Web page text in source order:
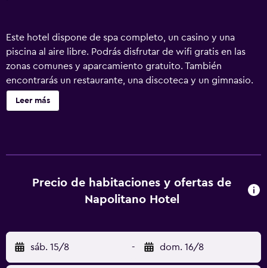
Este hotel dispone de spa completo, un casino y una
piscina al aire libre. Podrás disfrutar de wifi gratis en las
zonas comunes y aparcamiento gratuito. También
encontrarás un restaurante, una discoteca y un gimnasio.
Napolitano Hotel ofrece 65 alojamientos con aire
acondicionado, minibar y caja fuerte. Las camas están
secador de pelo. Los huéspedes pueden navegar por la
web gracias a nuestro acceso a Internet wifi gratis. Los
llamadas locales, de larga distancia e internacionales son
gratuitas (pueden existir restricciones). Las habitaciones
Leer más
Precio de habitaciones y ofertas de
Napolitano Hotel
sáb. 15/8 - dom. 16/8